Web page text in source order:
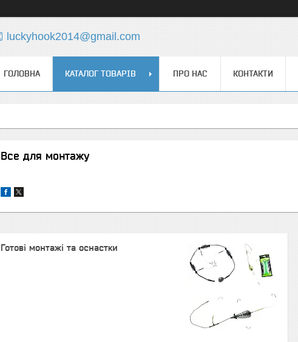
luckyhook2014@gmail.com
ГОЛОВНА КАТАЛОГ ТОВАРІВ ПРО НАС КОНТАКТИ
Все для монтажу
Готові монтажі та оснастки